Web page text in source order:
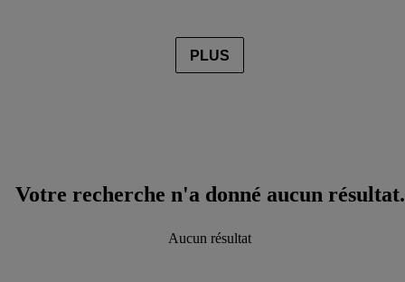
PLUS
Votre recherche n'a donné aucun résultat.
Aucun résultat